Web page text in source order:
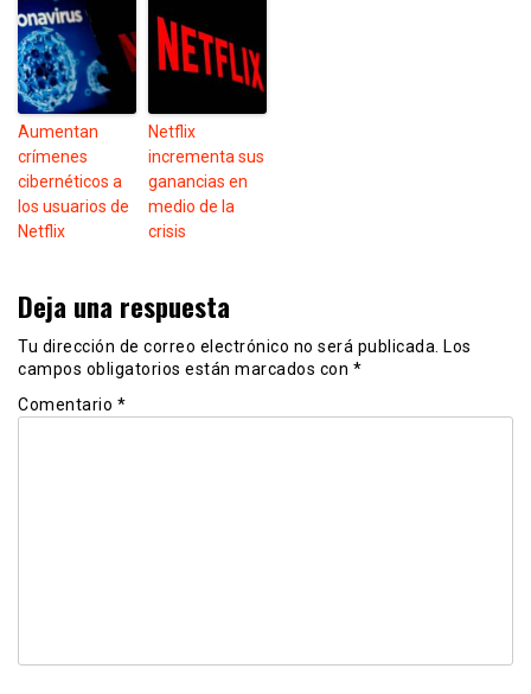
Aumentan
crímenes
cibernéticos a
los usuarios de
Netflix
Netflix
incrementa sus
ganancias en
medio de la
crisis
Deja una respuesta
Tu dirección de correo electrónico no será publicada. Los
campos obligatorios están marcados con *
Comentario *